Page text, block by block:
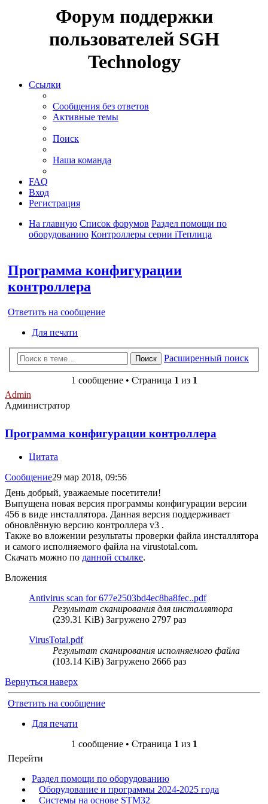
Форум поддержки
пользователей SGH
Technology
Ссылки
Сообщения без ответов
Активные темы
Поиск
Наша команда
FAQ
Вход
Регистрация
На главную Список форумов Раздел помощи по
оборудованию Контроллеры серии iТеплица
Программа конфигурации
контроллера
Ответить на сообщение
Для печати
Поиск Расширенный поиск
1 сообщение • Страница 1 из 1
Admin
Администратор
Программа конфигурации контроллера
Цитата
Сообщение29 мар 2018, 09:56
День добрый, уважаемые посетители!
Выпущена новая версия программы конфигурации версии
456 в виде инсталлятора. Данная версия поддерживает
обновлённую версию контроллера v3 .
Также во вложении результаты проверки файла инсталлятора
и самого исполняемого файла на virustotal.com.
Скачать можно по данной ссылке.
Вложения
Antivirus scan for 677e2503bd4ec8ba8fec..pdf
Результат сканирования для инсталлятора
(239.31 KiB) Загружено 2797 раз
VirusTotal.pdf
Результат сканирования исполняемого файла
(103.14 KiB) Загружено 2666 раз
Вернуться наверх
Ответить на сообщение
Для печати
1 сообщение • Страница 1 из 1
Перейти
Раздел помощи по оборудованию
Оборудование и программы 2024-2025 года
Системы на основе STM32